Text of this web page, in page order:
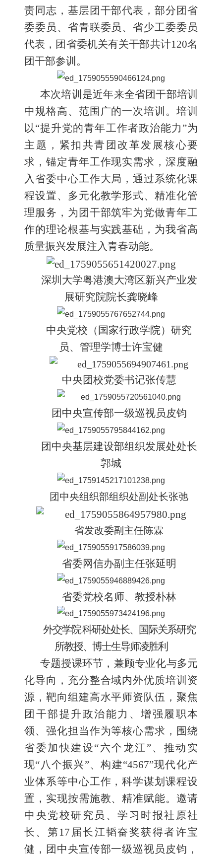
责同志，基层团干部代表，部分团省
委委员、省青联委员、省少工委委员
代表，团省委机关有关干部共计120名
团干部参训。
本次培训是近年来全省团干部培训
中规格高、范围广的一次培训。培训
以“提升党的青年工作者政治能力”为
主题，紧扣共青团改革发展核心要
求，锚定青年工作现实需求，深度融
入省委中心工作大局，通过系统化课
程设置、多元化教学形式、精准化管
理服务，为团干部筑牢为党做青年工
作的理论根基与实践基础，为我省高
质量振兴发展注入青春动能。
深圳大学粤港澳大湾区新兴产业发
展研究院院长龚晓峰
中央党校（国家行政学院）研究
员、管理学博士许宝健
中央团校党委书记张传慧
团中央宣传部一级巡视员皮钧
团中央基层建设部组织发展处处长
郭城
团中央组织部组织处副处长张弛
省发改委副主任陈霖
省委网信办副主任张延明
省委党校名师、教授朴林
外交学院 科研处处长、国际关系研究
所教授、博士生导师凌胜利
专题授课环节，兼顾专业化与多元
化导向，充分整合域内外优质培训资
源，靶向组建高水平师资队伍，聚焦
团干部提升政治能力、增强履职本
领、强化担当作为等核心需求，围绕
省委加快建设“六个龙江”、推动实
现“八个振兴”、构建“4567”现代化产
业体系等中心工作，科学谋划课程设
置，实现按需施教、精准赋能。邀请
中央党校研究员、学习时报社原社
长、第17届长江韬奋奖获得者许宝
健，团中央宣传部一级巡视员皮钧，